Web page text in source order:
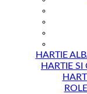
HARTIE
HARTIE